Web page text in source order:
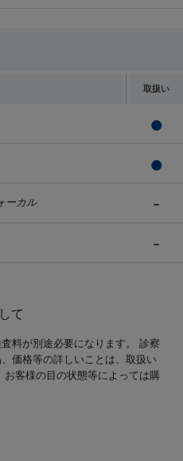
取扱い
ーカル
て
料が別途必要になります。 診察
価格等の詳しいことは、取扱い
客様の目の状態等によっては購